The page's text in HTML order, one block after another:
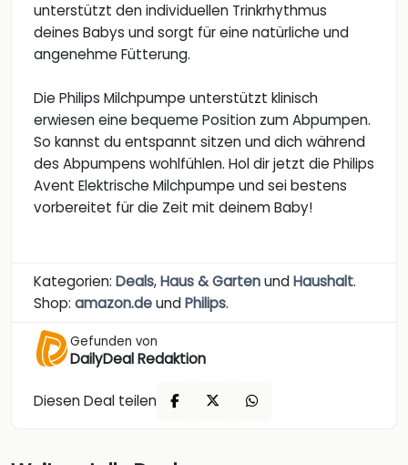
unterstützt den individuellen Trinkrhythmus
deines Babys und sorgt für eine natürliche und
angenehme Fütterung.
Die Philips Milchpumpe unterstützt klinisch
erwiesen eine bequeme Position zum Abpumpen.
So kannst du entspannt sitzen und dich während
des Abpumpens wohlfühlen. Hol dir jetzt die Philips
Avent Elektrische Milchpumpe und sei bestens
vorbereitet für die Zeit mit deinem Baby!
Kategorien: Deals,Haus & GartenundHaushalt.
Shop: amazon.deundPhilips.
Gefunden von
DailyDeal Redaktion
Diesen Deal teilen